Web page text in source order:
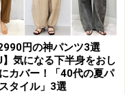
。時間はだいたい1
ながら「こんな感じ
こいい感じにした
るだけでもＯＫ。着
が欲しいのか、こだ
円の神パンツ3選
】気になる下半身をおし
カバー！「40代の夏パ
タイル」3選